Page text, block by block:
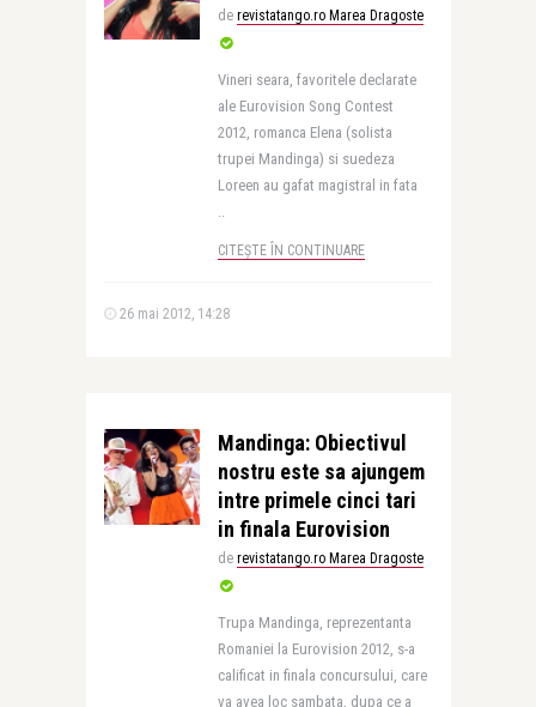
de revistatango.ro Marea Dragoste
Vineri seara, favoritele declarate
ale Eurovision Song Contest
2012, romanca Elena (solista
trupei Mandinga) si suedeza
Loreen au gafat magistral in fata
..
CITEȘTE ÎN CONTINUARE
26 mai 2012, 14:28
Mandinga: Obiectivul
nostru este sa ajungem
intre primele cinci tari
in finala Eurovision
de revistatango.ro Marea Dragoste
Trupa Mandinga, reprezentanta
Romaniei la Eurovision 2012, s-a
calificat in finala concursului, care
va avea loc sambata, dupa ce a